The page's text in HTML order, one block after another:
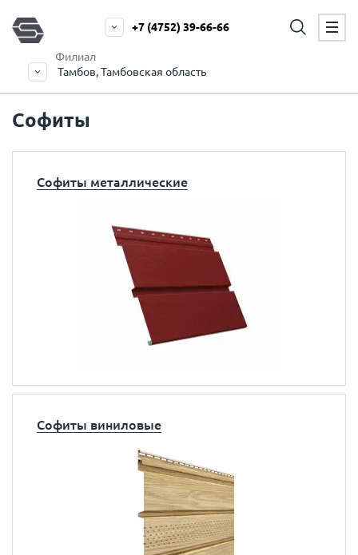
Филиал
Тамбов, Тамбовская область
+7 (4752) 39-66-66
Софиты
Софиты металлические
Софиты виниловые